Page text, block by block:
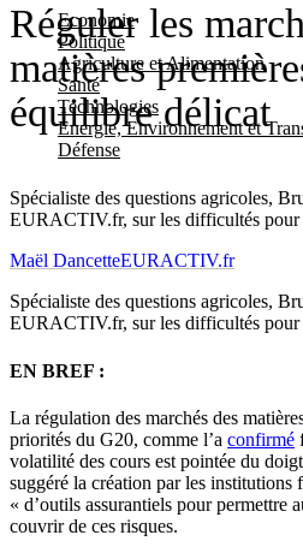
Economie
Politique
Agriculture et Alimentation
Santé
Technologies
Energie, Environnement et
Défense
Réguler les
matières
équilibre délicat
Spécialiste des questions agricoles,
EURACTIV.fr, sur les difficultés pour
Maël DancetteEURACTIV.fr
Spécialiste des questions agricoles,
EURACTIV.fr, sur les difficultés pour
EN BREF :
La régulation des marchés des
priorités du G20, comme l’a confirmé
volatilité des cours est pointée du
suggéré la création par les institutions
« d’outils assurantiels pour permettre
couvrir de ces risques.